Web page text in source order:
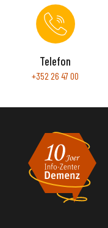
Telefon
+352 26 47 00